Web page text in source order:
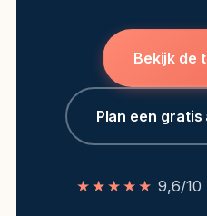
Bekijk de
Plan een
★★★★★ 9,6/10